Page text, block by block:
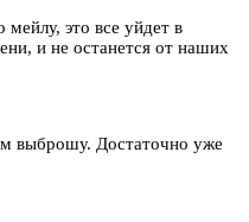
это все уйдет в
и не останется от наших
выброшу. Достаточно уже